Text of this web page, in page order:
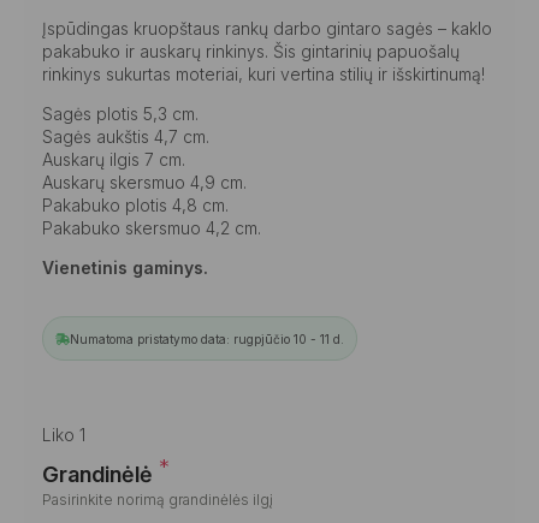
Įspūdingas kruopštaus rankų darbo gintaro sagės – kaklo
pakabuko ir auskarų rinkinys. Šis gintarinių papuošalų
rinkinys sukurtas moteriai, kuri vertina stilių ir išskirtinumą!
Sagės plotis 5,3 cm.
Sagės aukštis 4,7 cm.
Auskarų ilgis 7 cm.
Auskarų skersmuo 4,9 cm.
Pakabuko plotis 4,8 cm.
Pakabuko skersmuo 4,2 cm.
Vienetinis gaminys.
Numatoma pristatymo data: rugpjūčio 10 - 11 d.
Liko 1
Grandinėlė *
Pasirinkite norimą grandinėlės ilgį